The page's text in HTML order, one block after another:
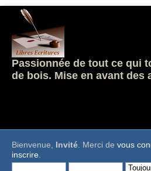
Passionnée de tout ce qui
de bois. Mise en avant des
Bienvenue, Invité. Merci de vous
inscrire.